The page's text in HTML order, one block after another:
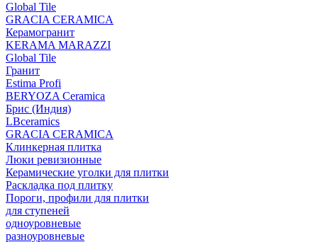
Global Tile
GRACIA CERAMICA
Керамогранит
KERAMA MARAZZI
Global Tile
Гранит
Estima Profi
BERYOZA Ceramica
Брис (Индия)
LBceramics
GRACIA CERAMICA
Клинкерная плитка
Люки ревизионные
Керамические уголки для плитки
Раскладка под плитку
Пороги, профили для плитки
для ступеней
одноуровневые
разноуровневые